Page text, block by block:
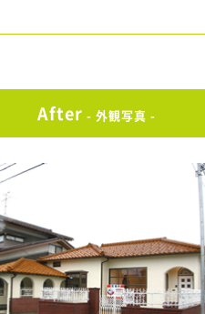
After - 外観写真 -